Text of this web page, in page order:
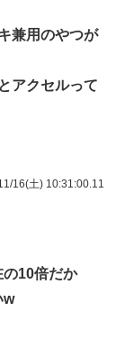
兼用のやつが
アクセルって
16(土) 10:31:00.11
の10倍だか
w